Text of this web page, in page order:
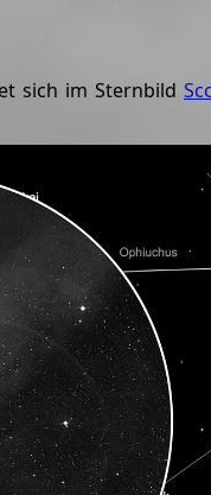
sich im Sternbild